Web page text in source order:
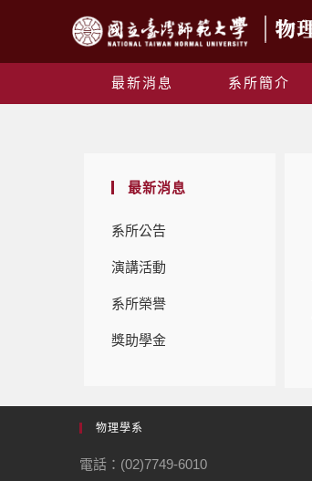
最新消息 系所簡介
最新消息
系所公告
演講活動
系所榮譽
獎助學金
物理學系
電話：(02)7749-6010